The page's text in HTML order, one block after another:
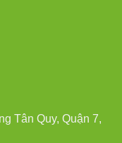
Tân Quy, Quận 7,